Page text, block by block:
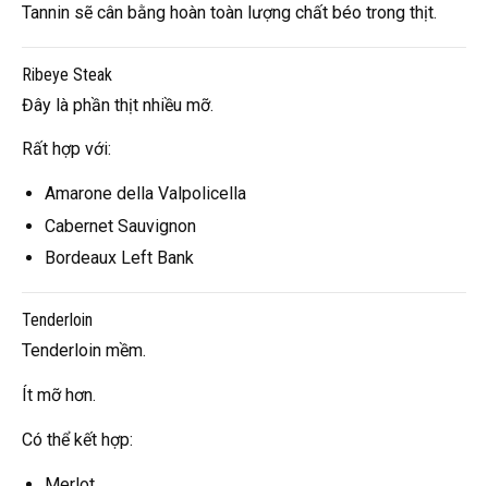
Tannin sẽ cân bằng hoàn toàn lượng chất béo trong thịt.
Ribeye Steak
Đây là phần thịt nhiều mỡ.
Rất hợp với:
Amarone della Valpolicella
Cabernet Sauvignon
Bordeaux Left Bank
Tenderloin
Tenderloin mềm.
Ít mỡ hơn.
Có thể kết hợp: